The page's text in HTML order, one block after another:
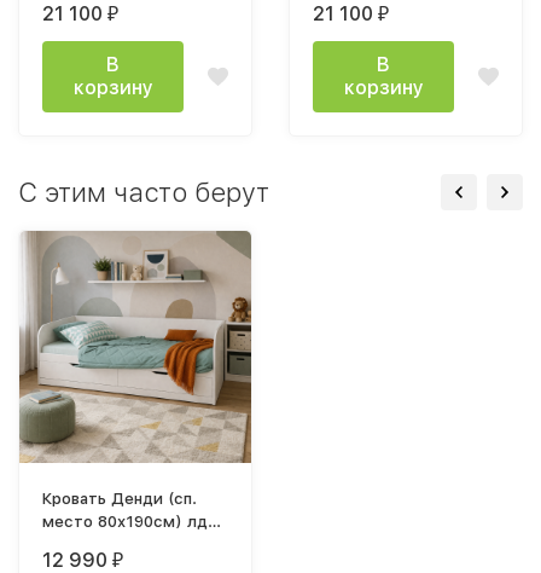
21 100 ₽
В
корзину
21 100 ₽
В
корзину
С этим часто берут
Кровать Денди (сп.
место 80х190см) лдсп
12 990 ₽